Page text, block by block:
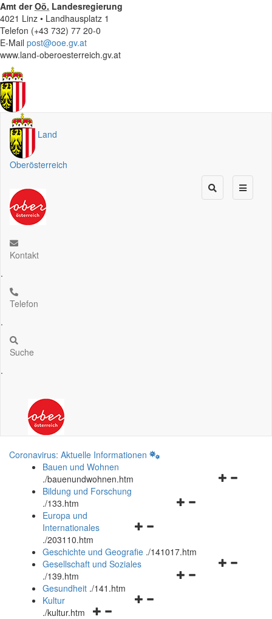
Amt derOö. Landesregierung
4021 Linz • Landhausplatz 1
Telefon (+43 732) 77 20-0
E-Mail post@ooe.gv.at
www.land-oberoesterreich.gv.at
Land
Oberösterreich
Kontakt
.
Telefon
.
Suche
.
Coronavirus: Aktuelle Informationen
Bauen und Wohnen
./bauenundwohnen.htm
Navigationsmenü
Bildung und Forschung
./133.htm
Navigationsmenü
und
schließen
Europa und
Internationales
./203110.htm
Geschichte und Geografie ./141017.htm
Navigationsmenü
Gesellschaft und Soziales
./139.htm
Navigationsmenü
Gesundheit ./141.htm
Navigationsmenü
Kultur
./kultur.htm